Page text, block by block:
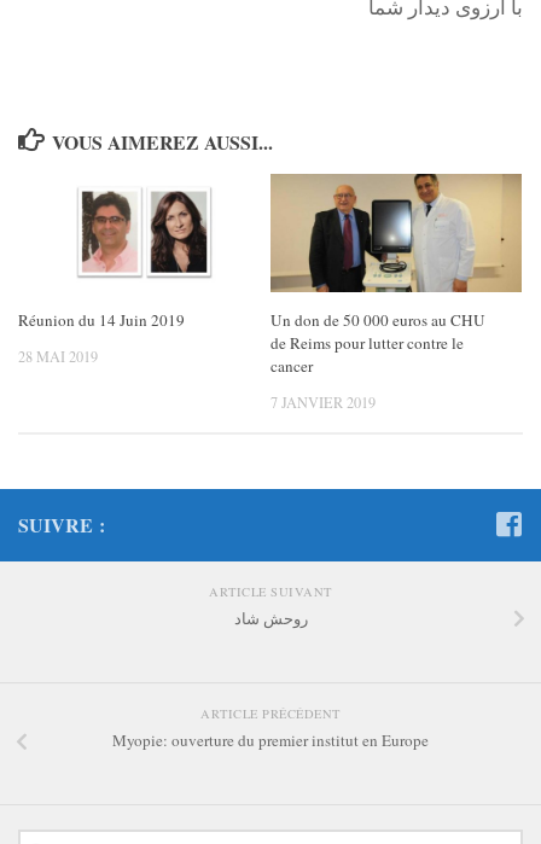
با آرزوى ديدار شما
VOUS AIMEREZ AUSSI...
Réunion du 14 Juin 2019
28 MAI 2019
Un don de 50 000 euros au CHU
de Reims pour lutter contre le
cancer
7 JANVIER 2019
SUIVRE :
ARTICLE SUIVANT
روحش شاد
ARTICLE PRÉCÉDENT
Myopie: ouverture du premier institut en Europe